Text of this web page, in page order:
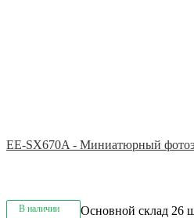
EE-SX670A - Миниатюрный
В наличии Основной склад 26